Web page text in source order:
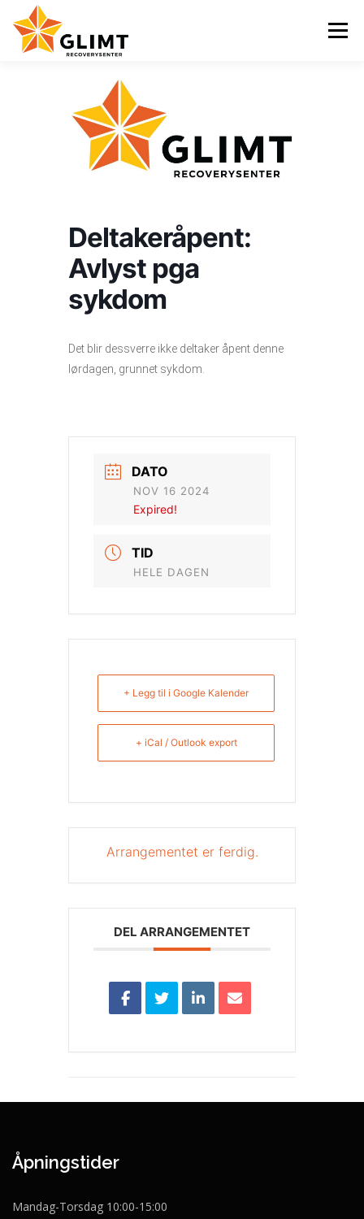
innhold
Meny
NYHETER
ENGLISH
Deltakeråpent:
Avlyst pga
sykdom
Det blir dessverre ikke deltaker åpent denne
lørdagen, grunnet sykdom.
DATO
NOV 16 2024
Expired!
TID
HELE DAGEN
+ Legg til i Google Kalender
+ iCal / Outlook export
Arrangementet er ferdig.
DEL ARRANGEMENTET
Åpningstider
Mandag-Torsdag 10:00-15:00